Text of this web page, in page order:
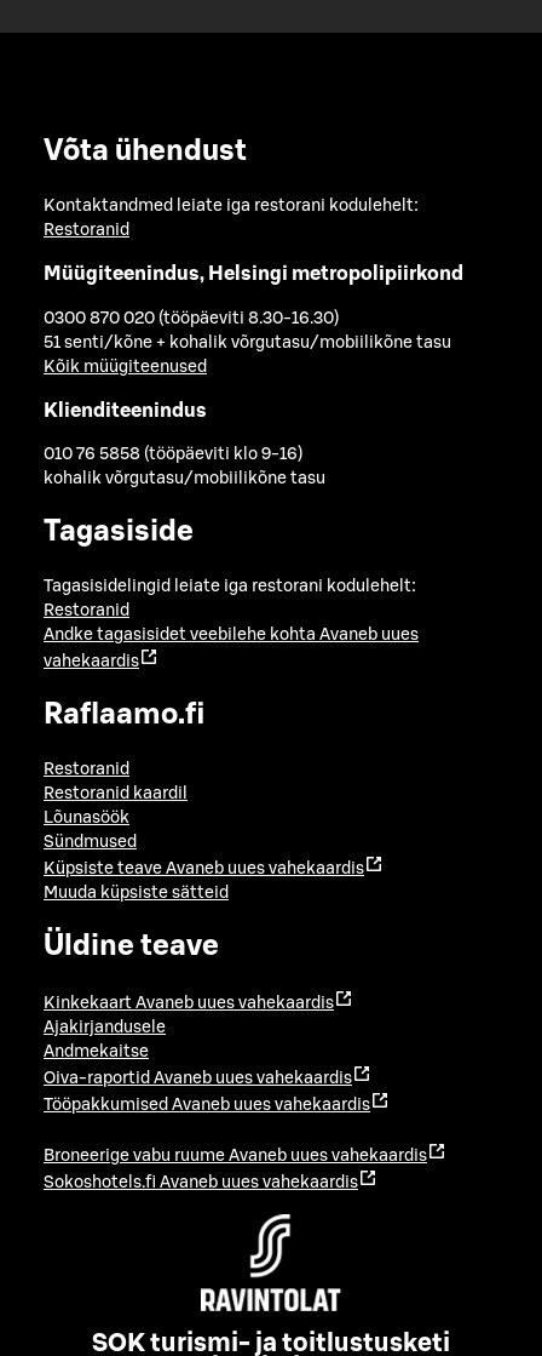
Võta ühendust
Kontaktandmed leiate iga restorani kodulehelt:
Restoranid
Müügiteenindus, Helsingi metropolipiirkond
0300 870 020 (tööpäeviti 8.30-16.30)
51 senti/kõne + kohalik võrgutasu/mobiilikõne tasu
Kõik müügiteenused
Klienditeenindus
010 76 5858 (tööpäeviti klo 9-16)
kohalik võrgutasu/mobiilikõne tasu
Tagasiside
Tagasisidelingid leiate iga restorani kodulehelt:
Restoranid
Andke tagasisidet veebilehe kohta Avaneb uues
vahekaardis
Raflaamo.fi
Restoranid
Restoranid kaardil
Lõunasöök
Sündmused
Küpsiste teave Avaneb uues vahekaardis
Muuda küpsiste sätteid
Üldine teave
Kinkekaart Avaneb uues vahekaardis
Ajakirjandusele
Andmekaitse
Oiva-raportid Avaneb uues vahekaardis
Tööpakkumised Avaneb uues vahekaardis
Broneerige vabu ruume Avaneb uues vahekaardis
Sokoshotels.fi Avaneb uues vahekaardis
SOK turismi- ja toitlustusketi